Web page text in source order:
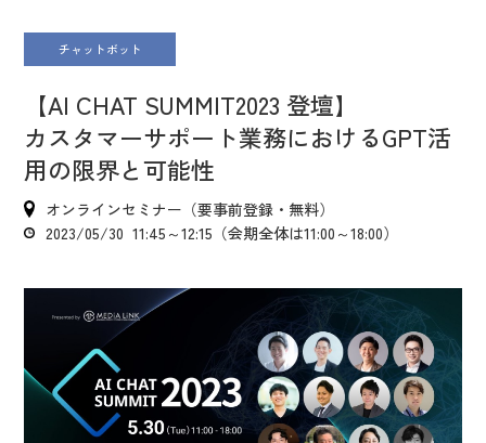
お役立ち資料
会社案内
採用情報
IR情報
CX向上情報サイト
チャットボット
【AI CHAT SUMMIT2023 登壇】
カスタマーサポート業務におけるGPT活
用の限界と可能性
オンラインセミナー（要事前登録・無料）
2023/05/30 11:45～12:15（会期全体は11:00～18:00）